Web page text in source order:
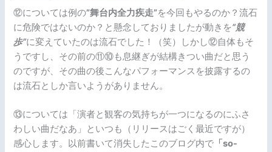
⑫については例の”舞台内全力疾走”を今回もやるのか？流石
に危険ではないのか？と懸念しておりましたが動きを”競
歩”に変えていたのは流石でした！（笑）しかし⑫自体もそ
うですし、その前の⑪⑩も息継ぎが結構きつい曲だと思う
のですが、その曲の後こんなパフォーマンスを披露するの
は流石としか言いようがありません。
⑬については「演者と観客の気持ちが一つになるのにふさ
わしい曲だなあ」といつも（リリースはごく最近ですが）
感心します。以前書いて消失したこのブログ内で 「so-